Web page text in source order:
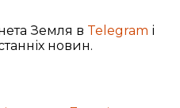
Земля в Telegram і
новин.